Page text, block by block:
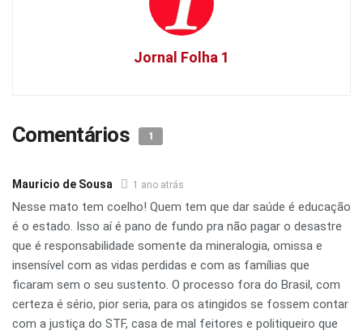
Jornal Folha 1
Comentários 1
Mauricio de Sousa 1 ano atrás
Nesse mato tem coelho! Quem tem que dar saúde é educação
é o estado. Isso aí é pano de fundo pra não pagar o desastre
que é responsabilidade somente da mineralogia, omissa e
insensível com as vidas perdidas e com as famílias que
ficaram sem o seu sustento. O processo fora do Brasil, com
certeza é sério, pior seria, para os atingidos se fossem contar
com a justiça do STF, casa de mal feitores e politiqueiro que